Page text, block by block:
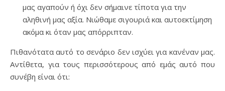
μας αγαπούν ή όχι δεν σήμαινε τίποτα για την
αληθινή μας αξία. Νιώθαμε σιγουριά και αυτοεκτίμηση
ακόμα κι όταν μας απόρριπταν.
Πιθανότατα αυτό το σενάριο δεν ισχύει για κανέναν μας.
Αντίθετα, για τους περισσότερους από εμάς αυτό που
συνέβη είναι ότι: